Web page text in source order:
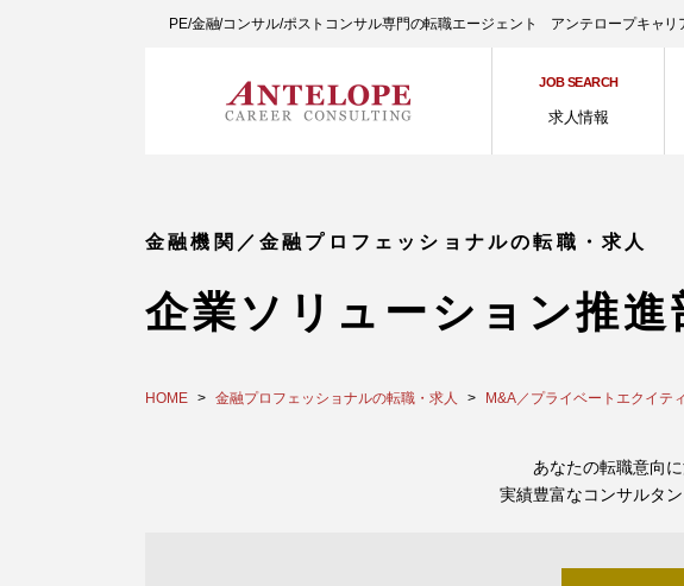
PE/金融/コンサル/ポストコンサル専門の転職エージェント アンテロープキャリ
JOB SEARCH
求人情報
金融機関／金融プロフェッショナルの転職・求人
企業ソリューション推
HOME 金融プロフェッショナルの転職・求人 M&A／プライベートエクイテ
あなたの転職意向
実績豊富なコンサルタ